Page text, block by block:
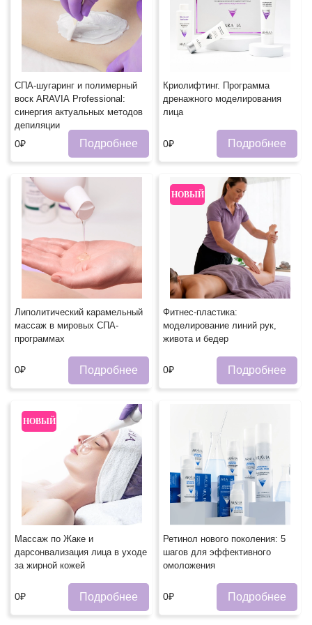
СПА-шугаринг и полимерный
воск ARAVIA Professional:
синергия актуальных методов
депиляции
0₽ Подробнее
Криолифтинг. Программа
дренажного моделирования
лица
0₽ Подробнее
Липолитический карамельный
массаж в мировых СПА-
программах
0₽ Подробнее
НОВЫЙ
Фитнес-пластика:
моделирование линий рук,
живота и бедер
0₽ Подробнее
НОВЫЙ
Массаж по Жаке и
дарсонвализация лица в уходе
за жирной кожей
0₽ Подробнее
Ретинол нового поколения: 5
шагов для эффективного
омоложения
0₽ Подробнее